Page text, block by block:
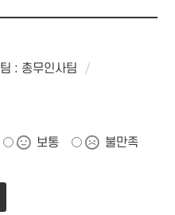
: 총무인사팀
보통
불만족